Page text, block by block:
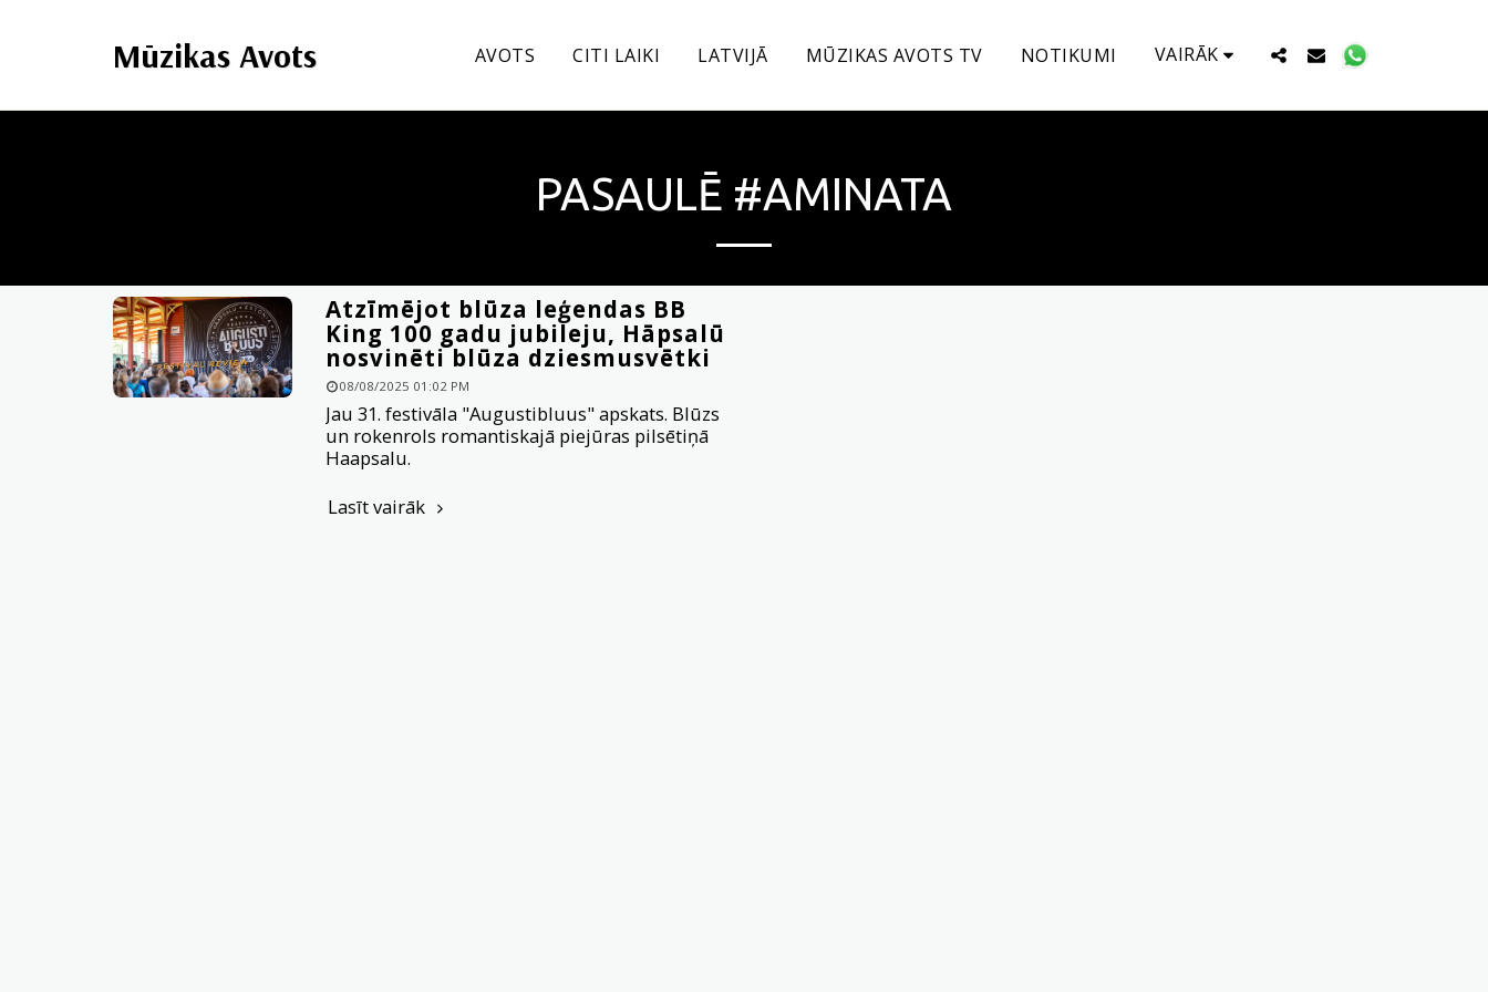
Mūzikas Avots AVOTS CITI LAIKI LATVIJĀ MŪZIKAS AVOTS TV NOTIKUMI VAIRĀK
PASAULĒ #AMINATA
Atzīmējot blūza leģendas BB
King 100 gadu jubileju, Hāpsalū
nosvinēti blūza dziesmusvētki
08/08/2025 01:02 PM
Jau 31. festivāla "Augustibluus" apskats. Blūzs
un rokenrols romantiskajā piejūras pilsētiņā
Haapsalu.
Lasīt vairāk